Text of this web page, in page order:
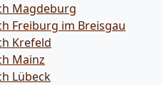
Magdeburg
Freiburg im Breisgau
Krefeld
Mainz
Lübeck